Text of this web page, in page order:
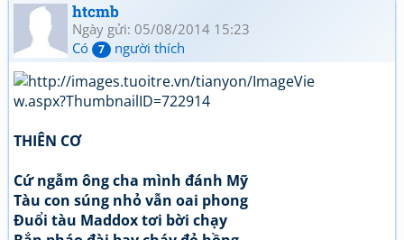
htcmb
Ngày gửi: 05/08/2014 15:23
Có
7 người thích
THIÊN CƠ
Cứ ngẫm ông cha mình đánh Mỹ
Tàu con súng nhỏ vẫn oai phong
Đuổi tàu Maddox tơi bời chạy